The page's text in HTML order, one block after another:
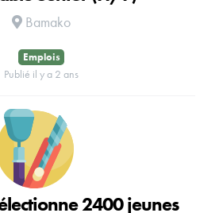
Bamako
Emplois
Publié il y a 2 ans
2400 jeunes